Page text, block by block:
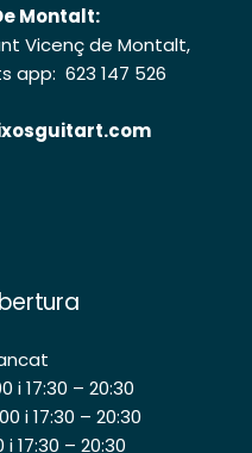
Montalt:
Vicenç de Montalt,
app: 623 147 526
i 17:30 – 20:30
i 17:30 – 20:30
i 17:30 – 20:30